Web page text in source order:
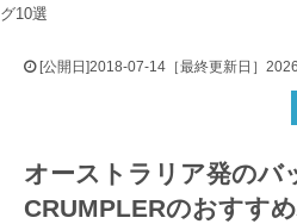
グ10選
[公開日]2018-07-14［最終更新日］
オーストラリア発のバ
CRUMPLERのおすす